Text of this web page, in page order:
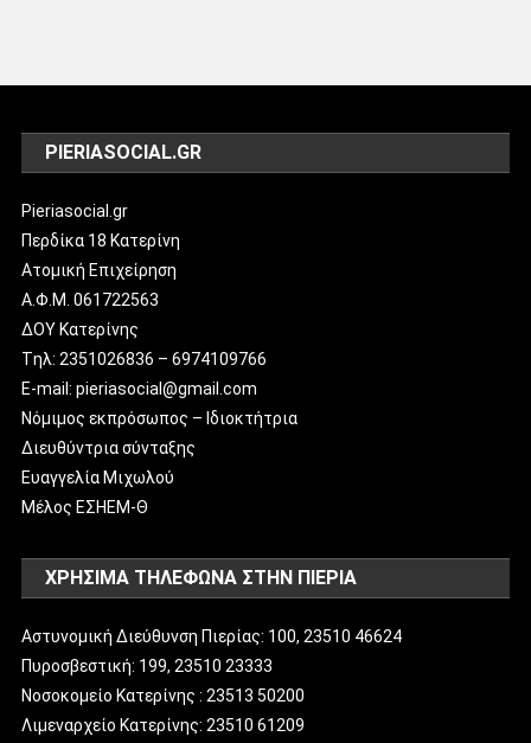
PIERIASOCIAL.GR
Pieriasocial.gr
Περδίκα 18 Κατερίνη
Ατομική Επιχείρηση
Α.Φ.Μ. 061722563
ΔΟΥ Κατερίνης
Tηλ: 2351026836 – 6974109766
E-mail: pieriasocial@gmail.com
Νόμιμος εκπρόσωπος – Ιδιοκτήτρια
Διευθύντρια σύνταξης
Ευαγγελία Μιχωλού
Μέλος ΕΣΗΕΜ-Θ
ΧΡΗΣΙΜΑ ΤΗΛΕΦΩΝΑ ΣΤΗΝ ΠΙΕΡΙΑ
Αστυνομική Διεύθυνση Πιερίας: 100, 23510 46624
Πυροσβεστική: 199, 23510 23333
Νοσοκομείο Κατερίνης : 23513 50200
Λιμεναρχείο Κατερίνης: 23510 61209